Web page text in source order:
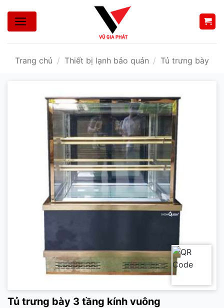
nội
Trang chủ / Thiết bị lạnh bảo quản / Tủ trưng bày
Tủ trưng bày 3 tầng kính vuông